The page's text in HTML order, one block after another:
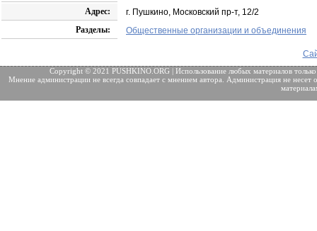
Адрес:
г. Пушкино, Московский пр-т, 12/2
Разделы:
Общественные организации и объединения
Copyright © 2021 PUSHKINO.ORG | Использование любых материалов
Мнение администрации не всегда совпадает с мнением автора. Администрация не несет